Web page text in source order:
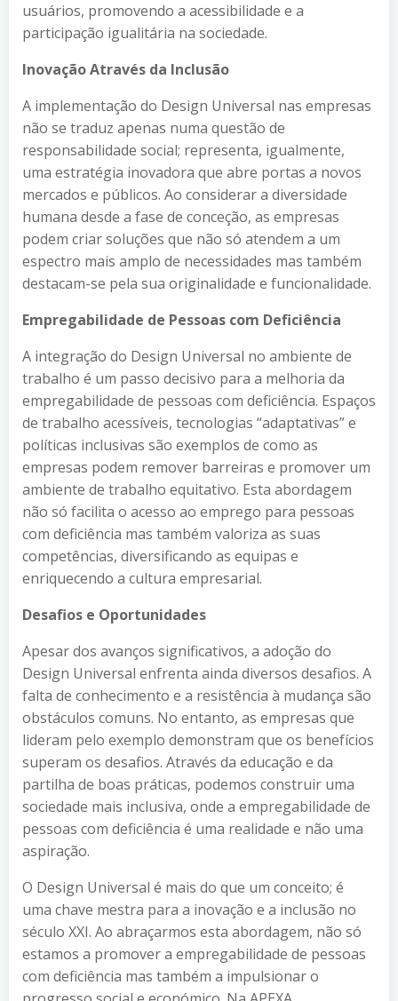
usuários, promovendo a acessibilidade e a
participação igualitária na sociedade.
Inovação Através da Inclusão
A implementação do Design Universal nas empresas
não se traduz apenas numa questão de
responsabilidade social; representa, igualmente,
uma estratégia inovadora que abre portas a novos
mercados e públicos. Ao considerar a diversidade
humana desde a fase de conceção, as empresas
podem criar soluções que não só atendem a um
espectro mais amplo de necessidades mas também
destacam-se pela sua originalidade e funcionalidade.
Empregabilidade de Pessoas com Deficiência
A integração do Design Universal no ambiente de
trabalho é um passo decisivo para a melhoria da
empregabilidade de pessoas com deficiência. Espaços
de trabalho acessíveis, tecnologias “adaptativas” e
políticas inclusivas são exemplos de como as
empresas podem remover barreiras e promover um
ambiente de trabalho equitativo. Esta abordagem
não só facilita o acesso ao emprego para pessoas
com deficiência mas também valoriza as suas
competências, diversificando as equipas e
enriquecendo a cultura empresarial.
Desafios e Oportunidades
Apesar dos avanços significativos, a adoção do
Design Universal enfrenta ainda diversos desafios. A
falta de conhecimento e a resistência à mudança são
obstáculos comuns. No entanto, as empresas que
lideram pelo exemplo demonstram que os benefícios
superam os desafios. Através da educação e da
partilha de boas práticas, podemos construir uma
sociedade mais inclusiva, onde a empregabilidade de
pessoas com deficiência é uma realidade e não uma
aspiração.
O Design Universal é mais do que um conceito; é
uma chave mestra para a inovação e a inclusão no
século XXI. Ao abraçarmos esta abordagem, não só
estamos a promover a empregabilidade de pessoas
com deficiência mas também a impulsionar o